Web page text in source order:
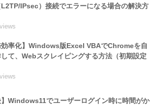
IPsec）接続でエラーになる場合の解決方
効率化】Windows版Excel VBAでChromeを自
て、Webスクレイピングする方法（初期設定
】Windows11でユーザーログイン時に時間がか